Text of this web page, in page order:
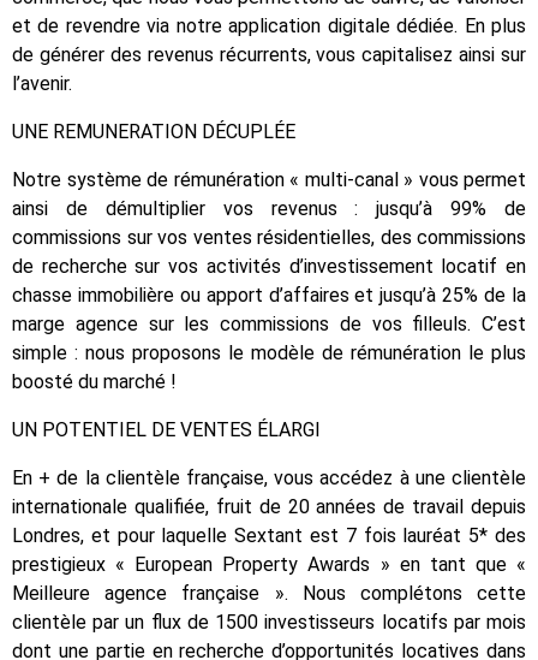
et de revendre via notre application digitale dédiée. En plus
de générer des revenus récurrents, vous capitalisez ainsi sur
l’avenir.
UNE REMUNERATION DÉCUPLÉE
Notre système de rémunération « multi-canal » vous permet
ainsi de démultiplier vos revenus : jusqu’à 99% de
commissions sur vos ventes résidentielles, des commissions
de recherche sur vos activités d’investissement locatif en
chasse immobilière ou apport d’affaires et jusqu’à 25% de la
marge agence sur les commissions de vos filleuls. C’est
simple : nous proposons le modèle de rémunération le plus
boosté du marché !
UN POTENTIEL DE VENTES ÉLARGI
En + de la clientèle française, vous accédez à une clientèle
internationale qualifiée, fruit de 20 années de travail depuis
Londres, et pour laquelle Sextant est 7 fois lauréat 5* des
prestigieux « European Property Awards » en tant que «
Meilleure agence française ». Nous complétons cette
clientèle par un flux de 1500 investisseurs locatifs par mois
dont une partie en recherche d’opportunités locatives dans